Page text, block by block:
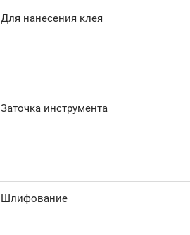
Для нанесения клея
Заточка инструмента
Шлифование